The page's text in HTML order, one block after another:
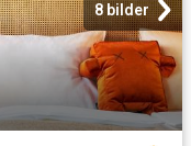
8 bilder